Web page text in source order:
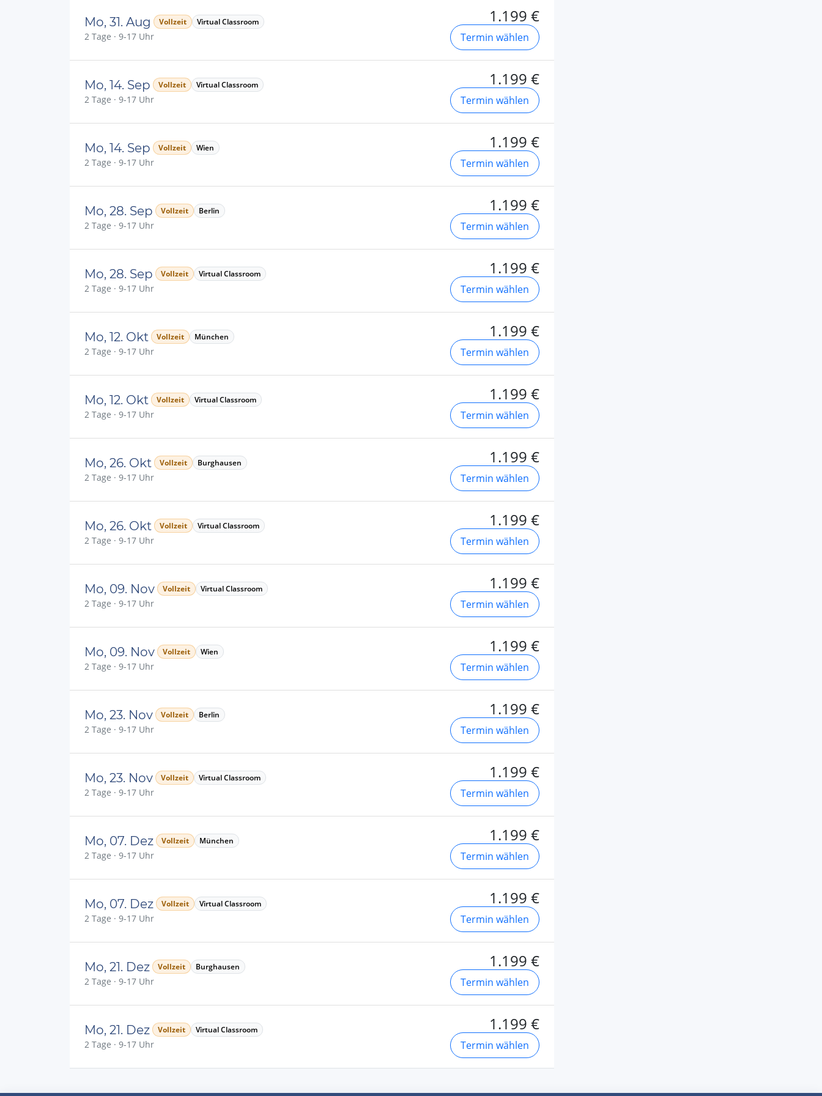
Mo, 31. Aug Vollzeit Virtual Classroom
2 Tage · 9-17 Uhr
1.199 €
Termin wählen
Mo, 14. Sep Vollzeit Virtual Classroom
2 Tage · 9-17 Uhr
1.199 €
Termin wählen
Mo, 14. Sep Vollzeit Wien
2 Tage · 9-17 Uhr
1.199 €
Termin wählen
Mo, 28. Sep Vollzeit Berlin
2 Tage · 9-17 Uhr
1.199 €
Termin wählen
Mo, 28. Sep Vollzeit Virtual Classroom
2 Tage · 9-17 Uhr
1.199 €
Termin wählen
Mo, 12. Okt Vollzeit München
2 Tage · 9-17 Uhr
1.199 €
Termin wählen
Mo, 12. Okt Vollzeit Virtual Classroom
2 Tage · 9-17 Uhr
1.199 €
Termin wählen
Mo, 26. Okt Vollzeit Burghausen
2 Tage · 9-17 Uhr
1.199 €
Termin wählen
Mo, 26. Okt Vollzeit Virtual Classroom
2 Tage · 9-17 Uhr
1.199 €
Termin wählen
Mo, 09. Nov Vollzeit Virtual Classroom
2 Tage · 9-17 Uhr
1.199 €
Termin wählen
Mo, 09. Nov Vollzeit Wien
2 Tage · 9-17 Uhr
1.199 €
Termin wählen
Mo, 23. Nov Vollzeit Berlin
2 Tage · 9-17 Uhr
1.199 €
Termin wählen
Mo, 23. Nov Vollzeit Virtual Classroom
2 Tage · 9-17 Uhr
1.199 €
Termin wählen
Mo, 07. Dez Vollzeit München
2 Tage · 9-17 Uhr
1.199 €
Termin wählen
Mo, 07. Dez Vollzeit Virtual Classroom
2 Tage · 9-17 Uhr
1.199 €
Termin wählen
Mo, 21. Dez Vollzeit Burghausen
2 Tage · 9-17 Uhr
1.199 €
Termin wählen
Mo, 21. Dez Vollzeit Virtual Classroom
2 Tage · 9-17 Uhr
1.199 €
Termin wählen